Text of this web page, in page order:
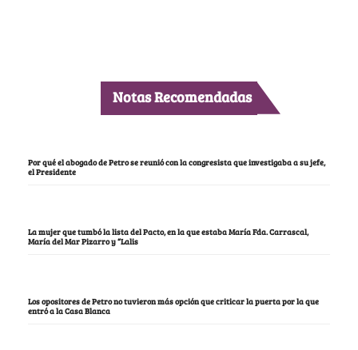
Notas Recomendadas
Por qué el abogado de Petro se reunió con la congresista que investigaba a su jefe,
el Presidente
La mujer que tumbó la lista del Pacto, en la que estaba María Fda. Carrascal,
María del Mar Pizarro y “Lalis
Los opositores de Petro no tuvieron más opción que criticar la puerta por la que
entró a la Casa Blanca